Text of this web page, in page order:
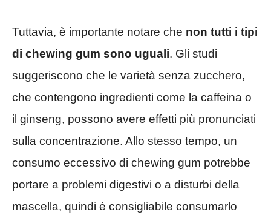
Tuttavia, è importante notare che non tutti i tipi
di chewing gum sono uguali. Gli studi
suggeriscono che le varietà senza zucchero,
che contengono ingredienti come la caffeina o
il ginseng, possono avere effetti più pronunciati
sulla concentrazione. Allo stesso tempo, un
consumo eccessivo di chewing gum potrebbe
portare a problemi digestivi o a disturbi della
mascella, quindi è consigliabile consumarlo